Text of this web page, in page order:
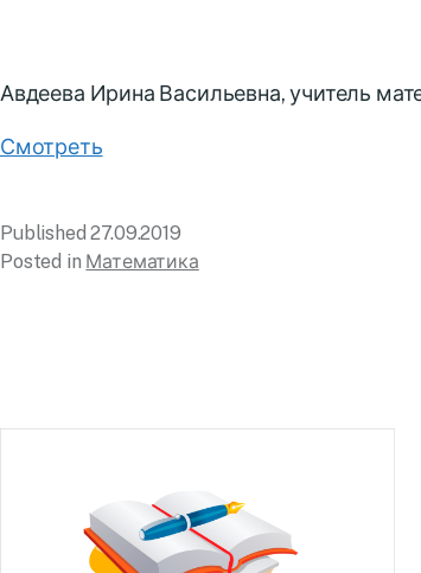
Авдеева Ирина Васильевна, учитель
Смотреть
Published27.09.2019
Posted in Математика